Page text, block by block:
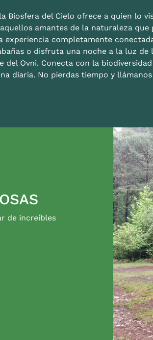
Biosfera del Cielo ofrece a quien lo
amantes de la naturaleza que
experiencia completamente
o disfruta una noche a la luz de
del Ovni. Conecta con la
diaria. No pierdas tiempo y
de increíbles